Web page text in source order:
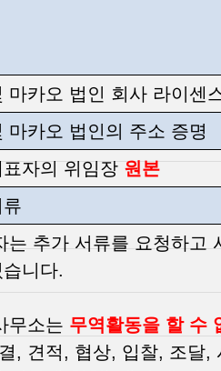
마카오 법인 회사 라이센
마카오 법인의 주소 증명
자의 위임장 원본
는 추가 서류를 요청하고
니다.
무소는 무역활동을 할 수
, 견적, 협상, 입찰, 조달,